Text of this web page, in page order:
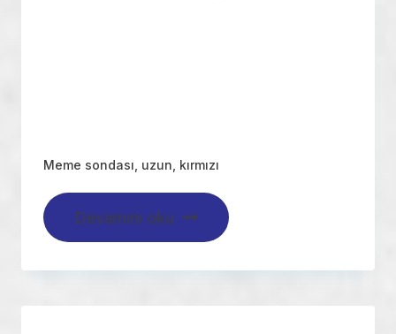
Meme sondası, uzun, kırmızı
Devamını oku